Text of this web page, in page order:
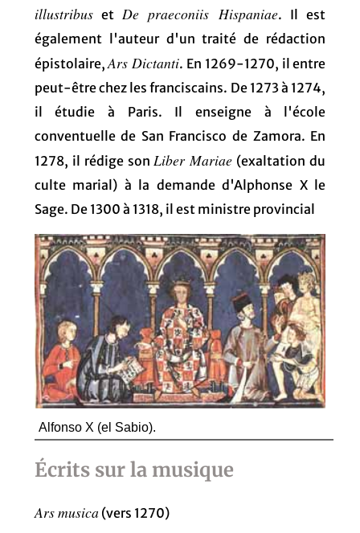
illustribusetDe praeconiis Hispaniae. Il est
également l'auteur d'un traité de rédaction
épistolaire,Ars Dictanti. En 1269-1270, il entre
peut-être chez les franciscains. De 1273 à 1274,
il étudie à Paris. Il enseigne à l'école
conventuelle de San Francisco de Zamora. En
1278, il rédige sonLiber Mariae (exaltation du
culte marial) à la demande d'Alphonse X le
Sage. De 1300 à 1318, il est ministre provincial
Alfonso X (el Sabio).
Écrits sur la musique
Ars musica(vers 1270)